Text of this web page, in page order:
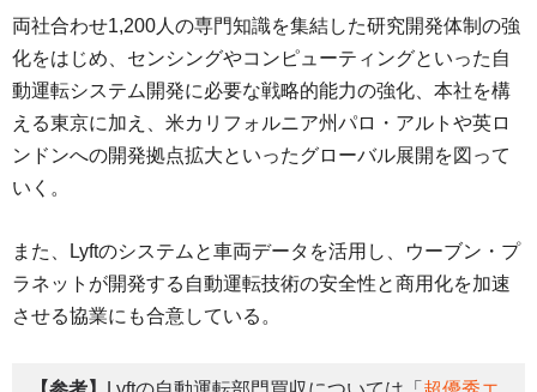
両社合わせ1,200人の専門知識を集結した研究開発体制の強
化をはじめ、センシングやコンピューティングといった自
動運転システム開発に必要な戦略的能力の強化、本社を構
える東京に加え、米カリフォルニア州パロ・アルトや英ロ
ンドンへの開発拠点拡大といったグローバル展開を図って
いく。
また、Lyftのシステムと車両データを活用し、ウーブン・プ
ラネットが開発する自動運転技術の安全性と商用化を加速
させる協業にも合意している。